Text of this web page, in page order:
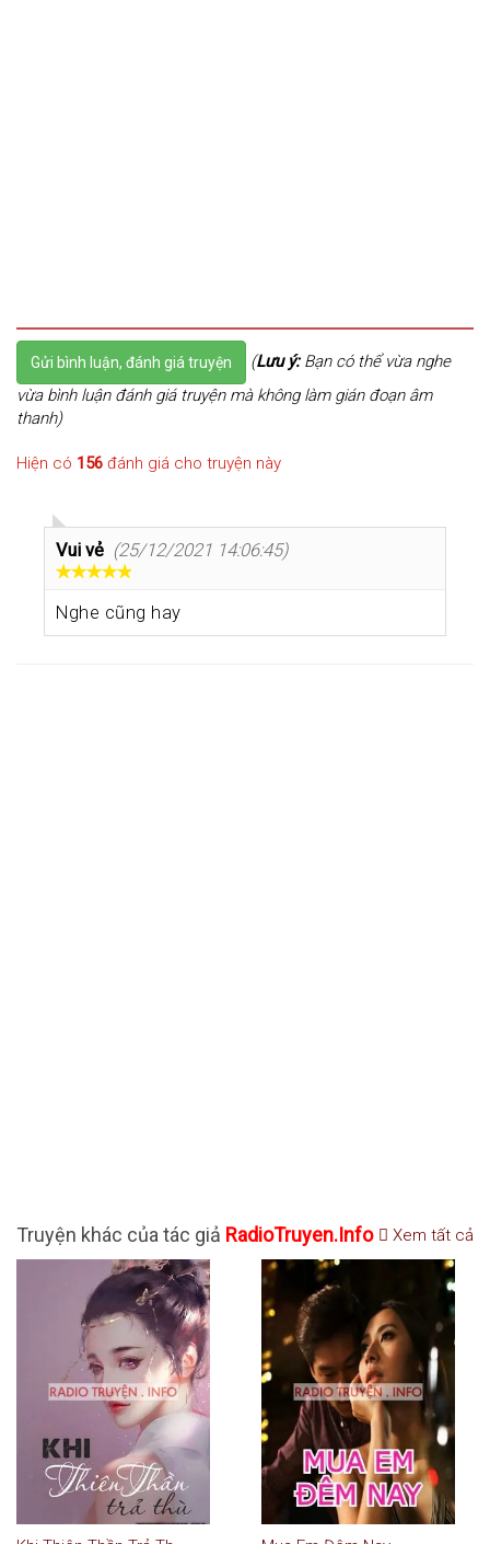
Gửi bình luận, đánh giá truyện (Lưu ý:Bạn có thể vừa nghe
vừa bình luận đánh giá truyện mà không làm gián đoạn âm
thanh)
Hiện có 156 đánh giá cho truyện này
Vui vẻ (25/12/2021 14:06:45)
Nghe cũng hay
Truyện khác của tác giả RadioTruyen.Info Xem tất cả